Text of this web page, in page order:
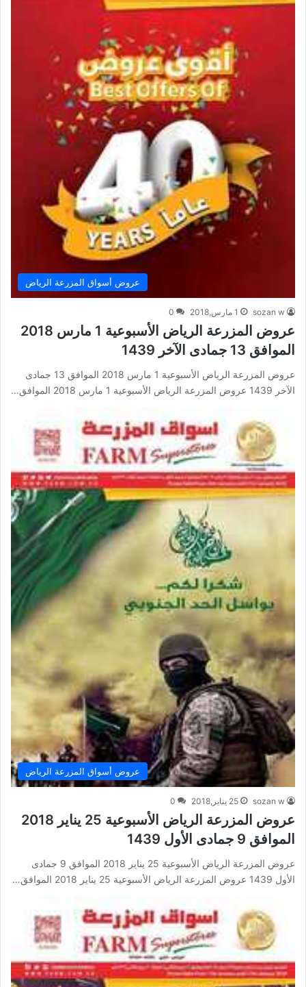
عروض أسواق المزرعة الرياض
sozan w 1 مارس,2018 0
عروض المزرعة الرياض الأسبوعية 1 مارس 2018
الموافق 13 جمادى الآخر 1439
عروض المزرعة الرياض الأسبوعية 1 مارس 2018 الموافق 13 جمادى
الآخر 1439 عروض المزرعة الرياض الأسبوعية 1 مارس 2018 الموافق…
عروض أسواق المزرعة الرياض
sozan w 25 يناير,2018 0
عروض المزرعة الرياض الأسبوعية 25 يناير 2018
الموافق 9 جمادى الأول 1439
عروض المزرعة الرياض الأسبوعية 25 يناير 2018 الموافق 9 جمادى
الأول 1439 عروض المزرعة الرياض الأسبوعية 25 يناير 2018 الموافق…